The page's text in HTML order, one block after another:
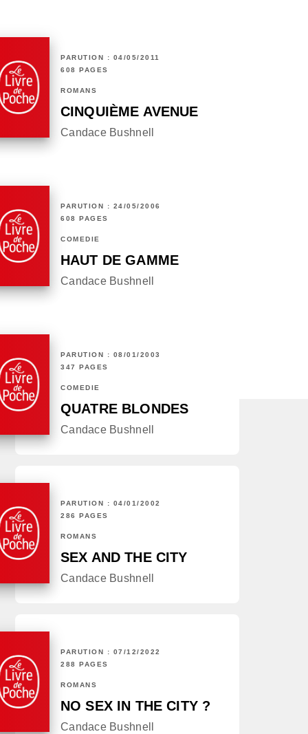
PARUTION : 04/05/2011
608 PAGES
ROMANS
CINQUIÈME AVENUE
Candace Bushnell
PARUTION : 24/05/2006
608 PAGES
COMÉDIE
HAUT DE GAMME
Candace Bushnell
PARUTION : 08/01/2003
347 PAGES
COMÉDIE
QUATRE BLONDES
Candace Bushnell
PARUTION : 04/01/2002
286 PAGES
ROMANS
SEX AND THE CITY
Candace Bushnell
PARUTION : 07/12/2022
288 PAGES
ROMANS
NO SEX IN THE CITY ?
Candace Bushnell